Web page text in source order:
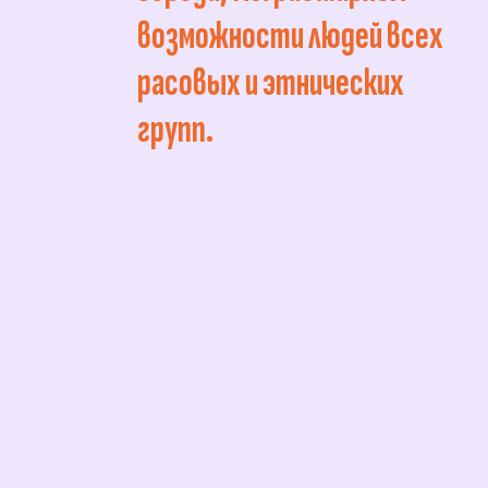
возможности людей всех
расовых и этнических
групп.